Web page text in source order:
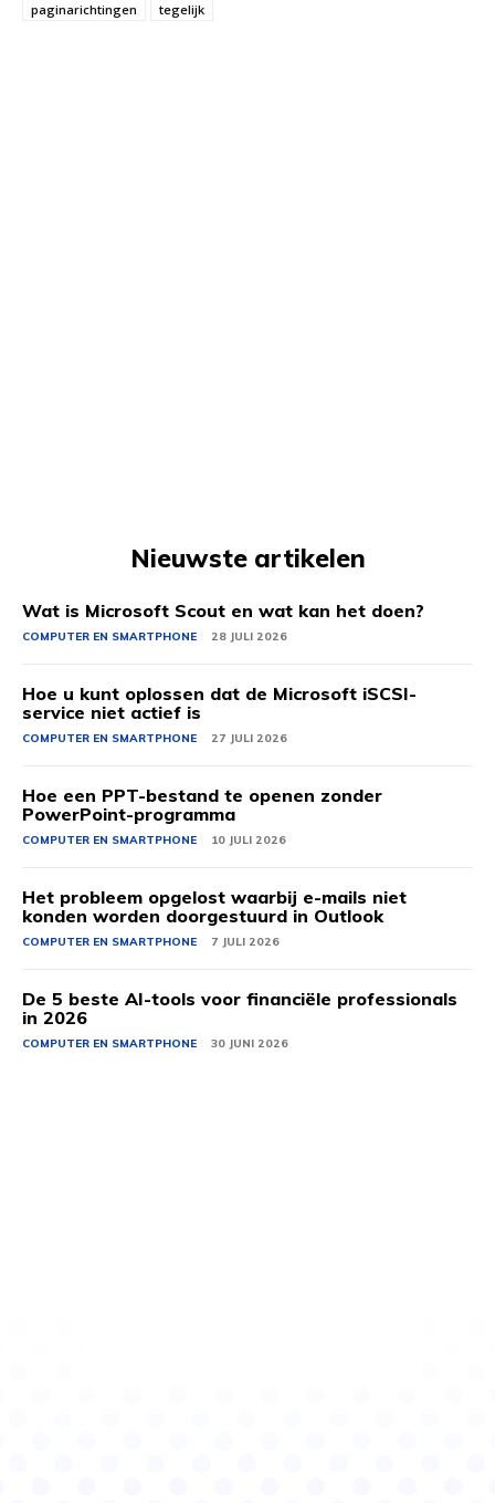
paginarichtingen tegelijk
Nieuwste artikelen
Wat is Microsoft Scout en wat kan het doen?
COMPUTER EN SMARTPHONE 28 JULI 2026
Hoe u kunt oplossen dat de Microsoft iSCSI-
service niet actief is
COMPUTER EN SMARTPHONE 27 JULI 2026
Hoe een PPT-bestand te openen zonder
PowerPoint-programma
COMPUTER EN SMARTPHONE 10 JULI 2026
Het probleem opgelost waarbij e-mails niet
konden worden doorgestuurd in Outlook
COMPUTER EN SMARTPHONE 7 JULI 2026
De 5 beste AI-tools voor financiële professionals
in 2026
COMPUTER EN SMARTPHONE 30 JUNI 2026